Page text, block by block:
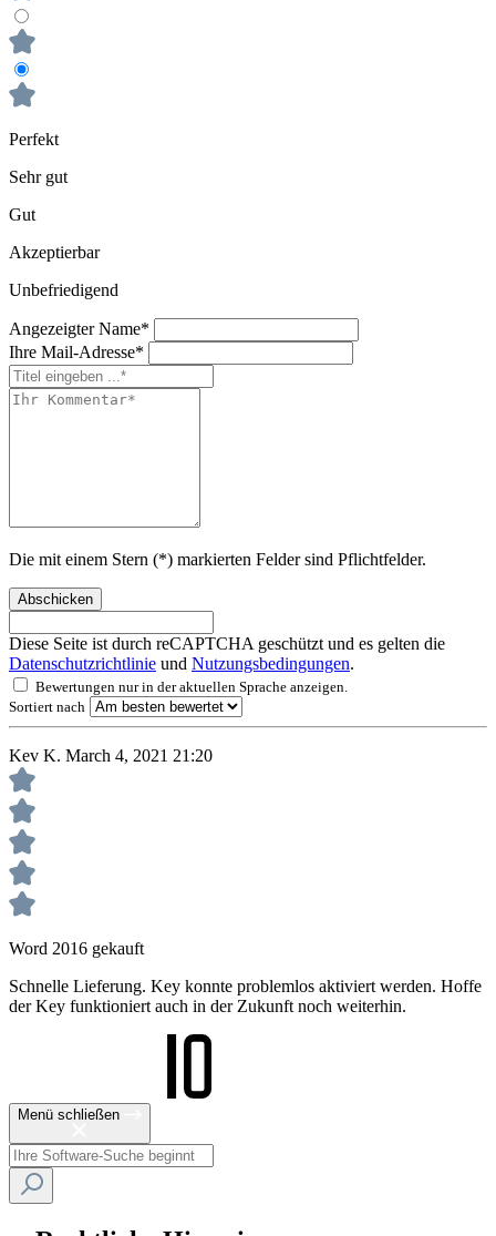
Perfekt
Sehr gut
Gut
Akzeptierbar
Unbefriedigend
Angezeigter Name*
Ihre Mail-Adresse*
Die mit einem Stern (*) markierten Felder sind Pflichtfelder.
Abschicken
Diese Seite ist durch reCAPTCHA geschützt und es gelten die
Datenschutzrichtlinie und Nutzungsbedingungen.
Bewertungen nur in der aktuellen Sprache anzeigen.
Sortiert nach
Kev K. March 4, 2021 21:20
Word 2016 gekauft
Schnelle Lieferung. Key konnte problemlos aktiviert werden. Hoffe
der Key funktioniert auch in der Zukunft noch weiterhin.
Menü schließen